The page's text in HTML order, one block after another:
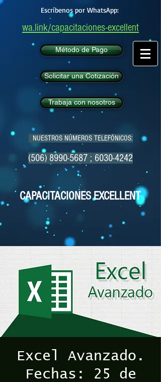
Escríbenos por WhatsApp:
wa.link/capacitaciones-excellent
Método de Pago
Solicitar una Cotización
Trabaja con nosotros
NUESTROS NÚMEROS TELEFÓNICOS:
(506) 8990-5687 ; 6030-4242
CAPACITACIONES EXCELLENT
Excel Avanzado.
Fechas: 25 de